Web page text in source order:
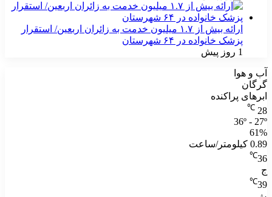
ارائه بیش از ۱.۷ میلیون خدمت به زائران اربعین/ استقرار
پزشک خانواده در ۶۴ شهرستان
1 روز پیش
آب و هوا
گرگان
ابرهای پراکنده
28
℃
36º - 27º
61%
0.89 کیلومتر/ساعت
36
℃
ج
39
℃